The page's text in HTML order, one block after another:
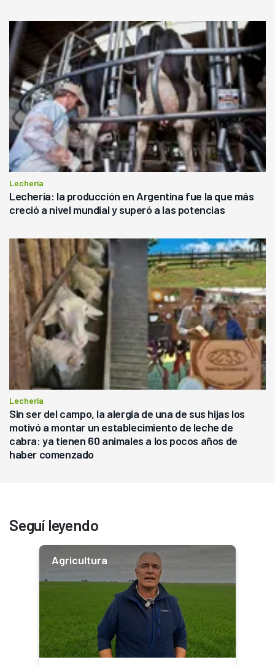
Lechería
Lechería: la producción en Argentina fue la que más
creció a nivel mundial y superó a las potencias
Lechería
Sin ser del campo, la alergia de una de sus hijas los
motivó a montar un establecimiento de leche de
cabra: ya tienen 60 animales a los pocos años de
haber comenzado
Seguí leyendo
Agricultura